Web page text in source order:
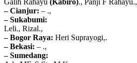
– Cianjur: – .,
– Sukabumi:
Leli., Rizal.,
– Bogor Raya: Heri Suprayogi,.
– Bekasi: – .,
– Sumedang: